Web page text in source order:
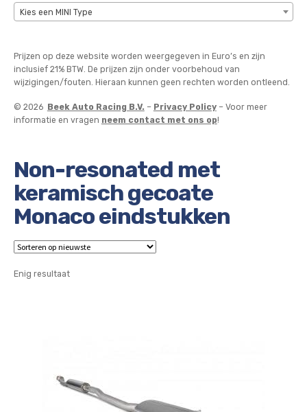
Non-resonated met
keramisch gecoate
Monaco eindstukken
Enig resultaat
Kies een MINI Type
Prijzen op deze website worden weergegeven in Euro’s en zijn
inclusief 21% BTW. De prijzen zijn onder voorbehoud van
wijzigingen/fouten. Hieraan kunnen geen rechten worden ontleend.
© 2026 Beek Auto Racing B.V. – Privacy Policy– Voor meer
informatie en vragen neem contact met ons op!